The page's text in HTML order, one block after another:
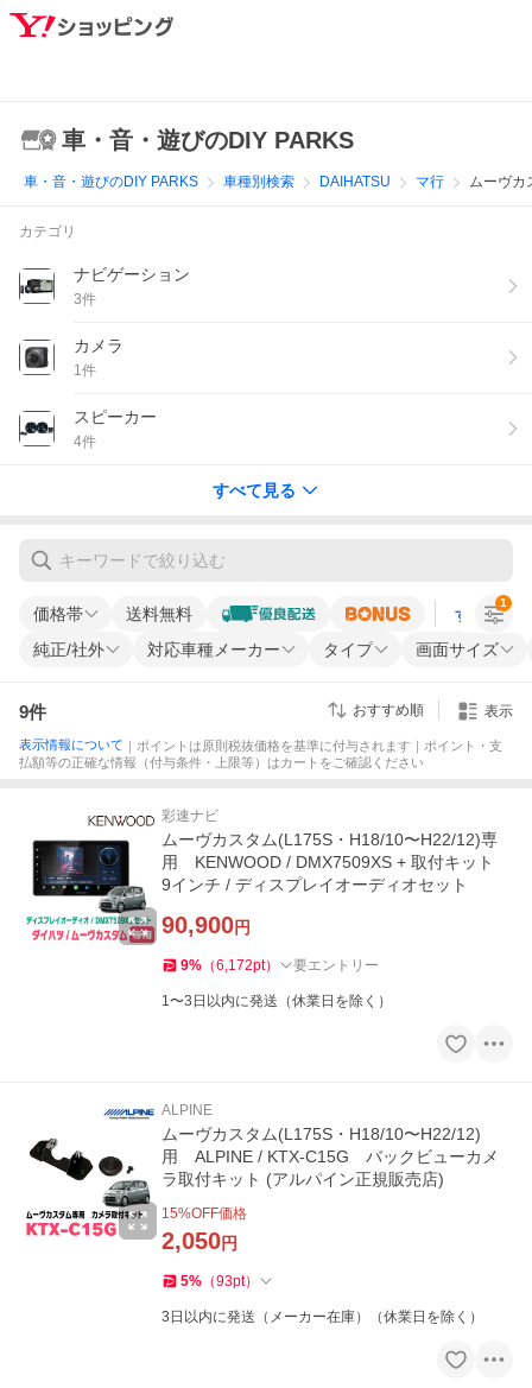
車・音・遊びのDIY PARKS
車・音・遊びのDIY PARKS 車種別検索 DAIHATSU マ行 ムーヴカ
カテゴリ
ナビゲーション
3件
カメラ
1件
スピーカー
4件
すべて見る
価格帯 送料無料 すべての条
純正/社外 対応車種メーカー タイプ 画面サイズ
1
9件 おすすめ順 表示
表示情報について ｜ポイントは原則税抜価格を基準に付与されます｜ポイント・支
払額等の正確な情報（付与条件・上限等）はカートをご確認ください
彩速ナビ
ムーヴカスタム(L175S・H18/10〜H22/12)専
用 KENWOOD / DMX7509XS + 取付キット
9インチ / ディスプレイオーディオセット
90,900円
9% （6,172pt） 要エントリー
1〜3日以内に発送（休業日を除く）
ALPINE
ムーヴカスタム(L175S・H18/10〜H22/12)
用 ALPINE / KTX-C15G バックビューカメ
ラ取付キット (アルパイン正規販売店)
15%OFF価格
2,050円
5% （93pt）
3日以内に発送（メーカー在庫）（休業日を除く）